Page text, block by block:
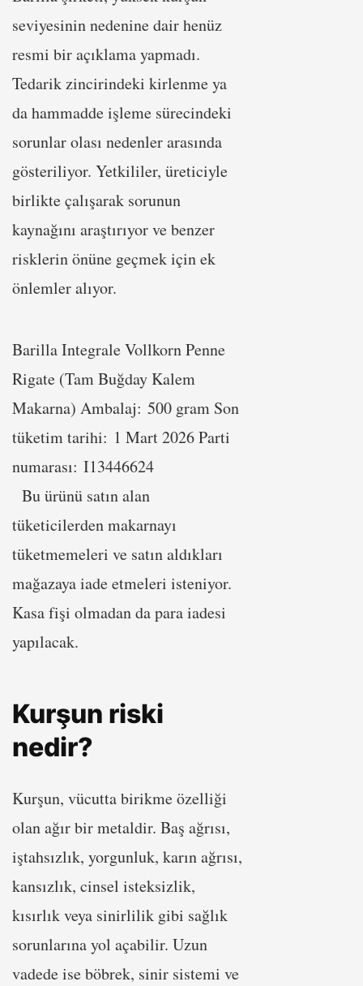
seviyesinin nedenine dair henüz
resmi bir açıklama yapmadı.
Tedarik zincirindeki kirlenme ya
da hammadde işleme sürecindeki
sorunlar olası nedenler arasında
gösteriliyor. Yetkililer, üreticiyle
birlikte çalışarak sorunun
kaynağını araştırıyor ve benzer
risklerin önüne geçmek için ek
önlemler alıyor.
Barilla Integrale Vollkorn Penne
Rigate (Tam Buğday Kalem
Makarna) Ambalaj: 500 gram Son
tüketim tarihi: 1 Mart 2026 Parti
numarası: I13446624
Bu ürünü satın alan
tüketicilerden makarnayı
tüketmemeleri ve satın aldıkları
mağazaya iade etmeleri isteniyor.
Kasa fişi olmadan da para iadesi
yapılacak.
Kurşun riski
nedir?
Kurşun, vücutta birikme özelliği
olan ağır bir metaldir. Baş ağrısı,
iştahsızlık, yorgunluk, karın ağrısı,
kansızlık, cinsel isteksizlik,
kısırlık veya sinirlilik gibi sağlık
sorunlarına yol açabilir. Uzun
vadede ise böbrek, sinir sistemi ve